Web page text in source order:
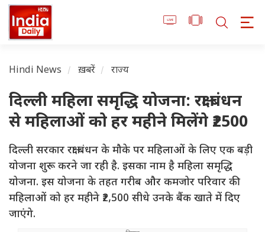
Hindi News ख़बरें राज्य
दिल्ली महिला समृद्धि योजना: रक्षा बंधन
से महिलाओं को हर महीने मिलेंगे ₹2500
दिल्ली सरकार रक्षा बंधन के मौके पर महिलाओं के लिए एक बड़ी
योजना शुरू करने जा रही है. इसका नाम है महिला समृद्धि
योजना. इस योजना के तहत गरीब और कमजोर परिवार की
महिलाओं को हर महीने ₹2,500 सीधे उनके बैंक खाते में दिए
जाएंगे.